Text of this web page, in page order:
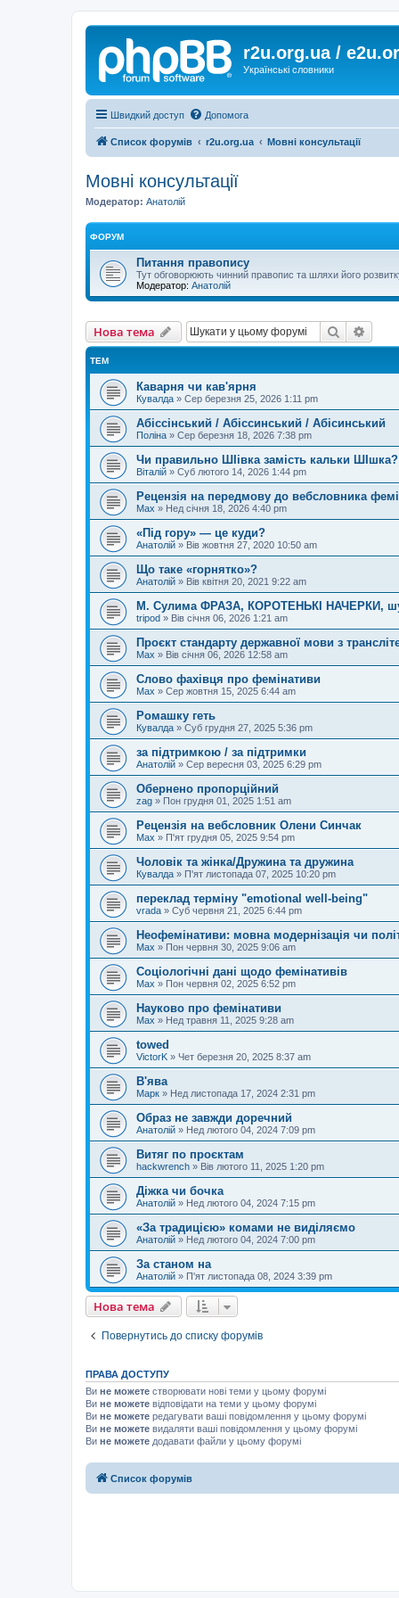
r2u.org.ua /
Українські словники
Швидкий доступ Допомога
Список форумів r2u.org.ua Мовні консультації
Мовні консультації
Модератор: Анатолій
ФОРУМ
Питання правопису
Тут обговорюють чинний правопис та шляхи його
Модератор: Анатолій
Нова тема Пошук
ТЕМ
Каварня чи кав'ярня
Кувалда » Сер березня 25, 2026 1:11 pm
Абіссінський / Абіссинський / Абісинський
Поліна » Сер березня 18, 2026 7:38 pm
Чи правильно ШІівка замість кальки ШІшка?
Віталій » Суб лютого 14, 2026 1:44 pm
Рецензія на передмову до вебсловника
Max » Нед січня 18, 2026 4:40 pm
«Під гору» — це куди?
Анатолій » Вів жовтня 27, 2020 10:50 am
Що таке «горнятко»?
Анатолій » Вів квітня 20, 2021 9:22 am
М. Сулима ФРАЗА, КОРОТЕНЬКІ НАЧЕРКИ,
tripod » Вів січня 06, 2026 1:21 am
Проєкт стандарту державної мови з
Max » Вів січня 06, 2026 12:58 am
Слово фахівця про фемінативи
Max » Сер жовтня 15, 2025 6:44 am
Ромашку геть
Кувалда » Суб грудня 27, 2025 5:36 pm
за підтримкою / за підтримки
Анатолій » Сер вересня 03, 2025 6:29 pm
Обернено пропорційний
zag » Пон грудня 01, 2025 1:51 am
Рецензія на вебсловник Олени Синчак
Max » П'ят грудня 05, 2025 9:54 pm
Чоловік та жінка/Дружина та дружина
Кувалда » П'ят листопада 07, 2025 10:20 pm
переклад терміну "emotional well-being"
vrada » Суб червня 21, 2025 6:44 pm
Неофемінативи: мовна модернізація чи
Max » Пон червня 30, 2025 9:06 am
Соціологічні дані щодо фемінативів
Max » Пон червня 02, 2025 6:52 pm
Науково про фемінативи
Max » Нед травня 11, 2025 9:28 am
towed
VictorK » Чет березня 20, 2025 8:37 am
В'ява
Марк » Нед листопада 17, 2024 2:31 pm
Образ не завжди доречний
Анатолій » Нед лютого 04, 2024 7:09 pm
Витяг по проєктам
hackwrench » Вів лютого 11, 2025 1:20 pm
Діжка чи бочка
Анатолій » Нед лютого 04, 2024 7:15 pm
«За традицією» комами не виділяємо
Анатолій » Нед лютого 04, 2024 7:00 pm
За станом на
Анатолій » П'ят листопада 08, 2024 3:39 pm
Нова тема
Повернутись до списку форумів
ПРАВА ДОСТУПУ
Ви не можете створювати нові теми у цьому форумі
Ви не можете відповідати на теми у цьому форумі
Ви не можете редагувати ваші повідомлення у цьому форумі
Ви не можете видаляти ваші повідомлення у цьому форумі
Ви не можете додавати файли у цьому форумі
Список форумів